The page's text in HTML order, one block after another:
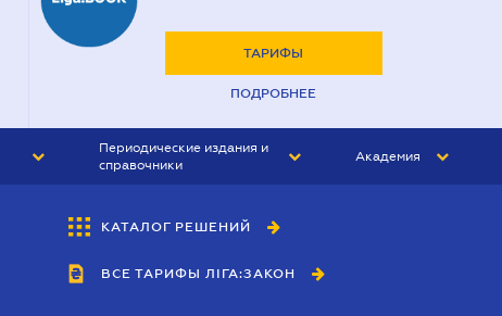
ТАРИФЫ
ПОДРОБНЕЕ
Периодические издания и
справочники
БУХГАЛТЕР&ЗАКОН
ВЕСТНИК МСФО
Академия
КАТАЛОГ РЕШЕНИЙ
ВСЕ ТАРИФЫ ЛІГА:ЗАКОН